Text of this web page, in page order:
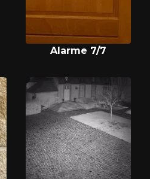
Alarme 7/7